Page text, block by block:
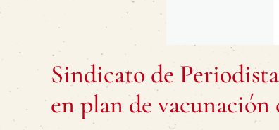
Sindicato de
en plan de